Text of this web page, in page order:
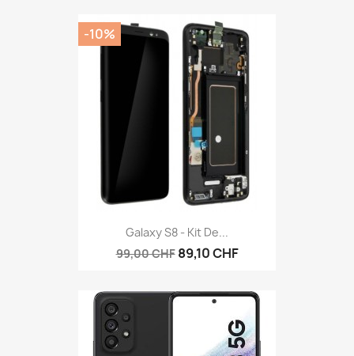
Galaxy S8 - Kit De...
99,00 CHF 89,10 CHF
-10%